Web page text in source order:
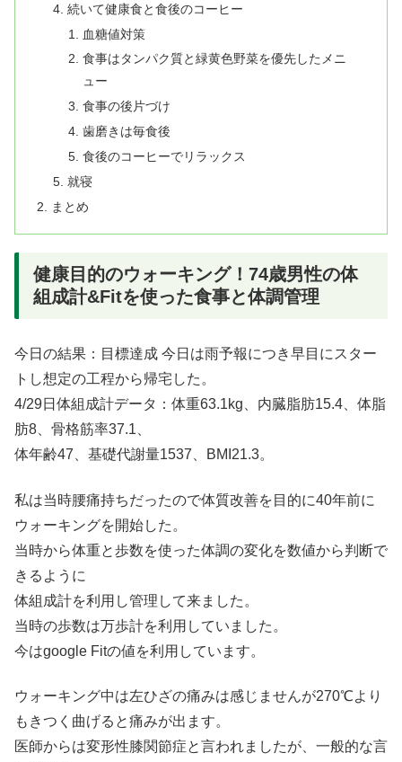
続いて健康食と食後のコーヒー
血糖値対策
食事はタンパク質と緑黄色野菜を優先したメニ
ュー
食事の後片づけ
歯磨きは毎食後
食後のコーヒーでリラックス
就寝
まとめ
健康目的のウォーキング！74歳男性の体
組成計&Fitを使った食事と体調管理
今日の結果：目標達成 今日は雨予報につき早目にスター
トし想定の工程から帰宅した。
4/29日体組成計データ：体重63.1kg、内臓脂肪15.4、体脂
肪8、骨格筋率37.1、
体年齢47、基礎代謝量1537、BMI21.3。
私は当時腰痛持ちだったので体質改善を目的に40年前に
ウォーキングを開始した。
当時から体重と歩数を使った体調の変化を数値から判断で
きるように
体組成計を利用し管理して来ました。
当時の歩数は万歩計を利用していました。
今はgoogle Fitの値を利用しています。
ウォーキング中は左ひざの痛みは感じませんが270℃より
もきつく曲げると痛みが出ます。
医師からは変形性膝関節症と言われましたが、一般的な言